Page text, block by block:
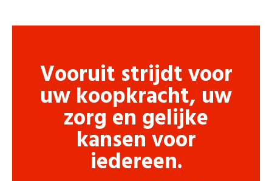
Vooruit strijdt voor
uw koopkracht, uw
zorg en gelijke
kansen voor
iedereen.